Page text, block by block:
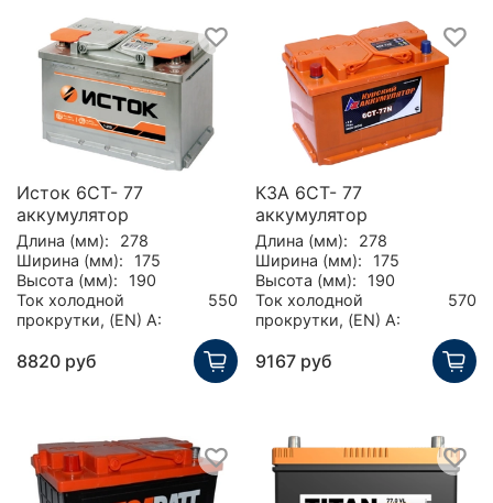
Исток 6CT- 77
аккумулятор
Длина (мм):
278
Ширина (мм):
175
Высота (мм):
190
Ток холодной
прокрутки, (EN) А:
550
8820 руб
КЗА 6СТ- 77
аккумулятор
Длина (мм):
278
Ширина (мм):
175
Высота (мм):
190
Ток холодной
прокрутки, (EN) А:
570
9167 руб